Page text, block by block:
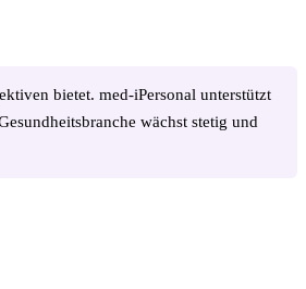
bietet. med-iPersonal unterstützt
wächst stetig und